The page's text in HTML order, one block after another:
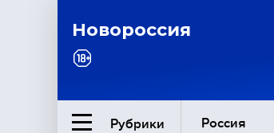
Новороссия
Рубрики Россия